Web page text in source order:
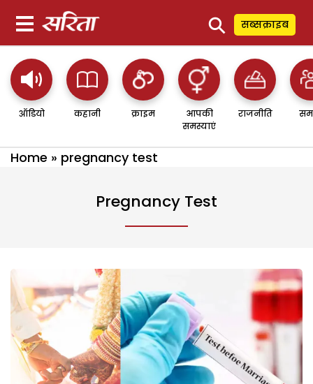
⚲ सब्सक्राइब
ऑडियो कहानी क्राइम
आपकी
समस्याएं
राजनीति
Home » pregnancy test
Pregnancy Test